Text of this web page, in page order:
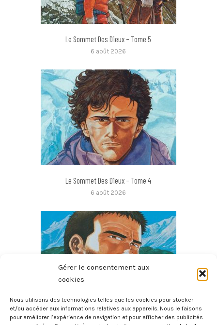
Gérer le consentement aux
cookies
Nous utilisons des technologies telles que les cookies pour stocker
et/ou accéder aux informations relatives aux appareils. Nous le faisons
pour améliorer l’expérience de navigation et pour afficher des publicités
Le Sommet Des Dieux – Tome 5
6 août 2026
Le Sommet Des Dieux – Tome 4
6 août 2026
Le Sommet Des Dieux – Tome 3